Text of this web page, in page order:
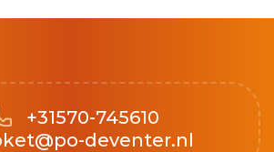
+31570-745610
deventer.nl